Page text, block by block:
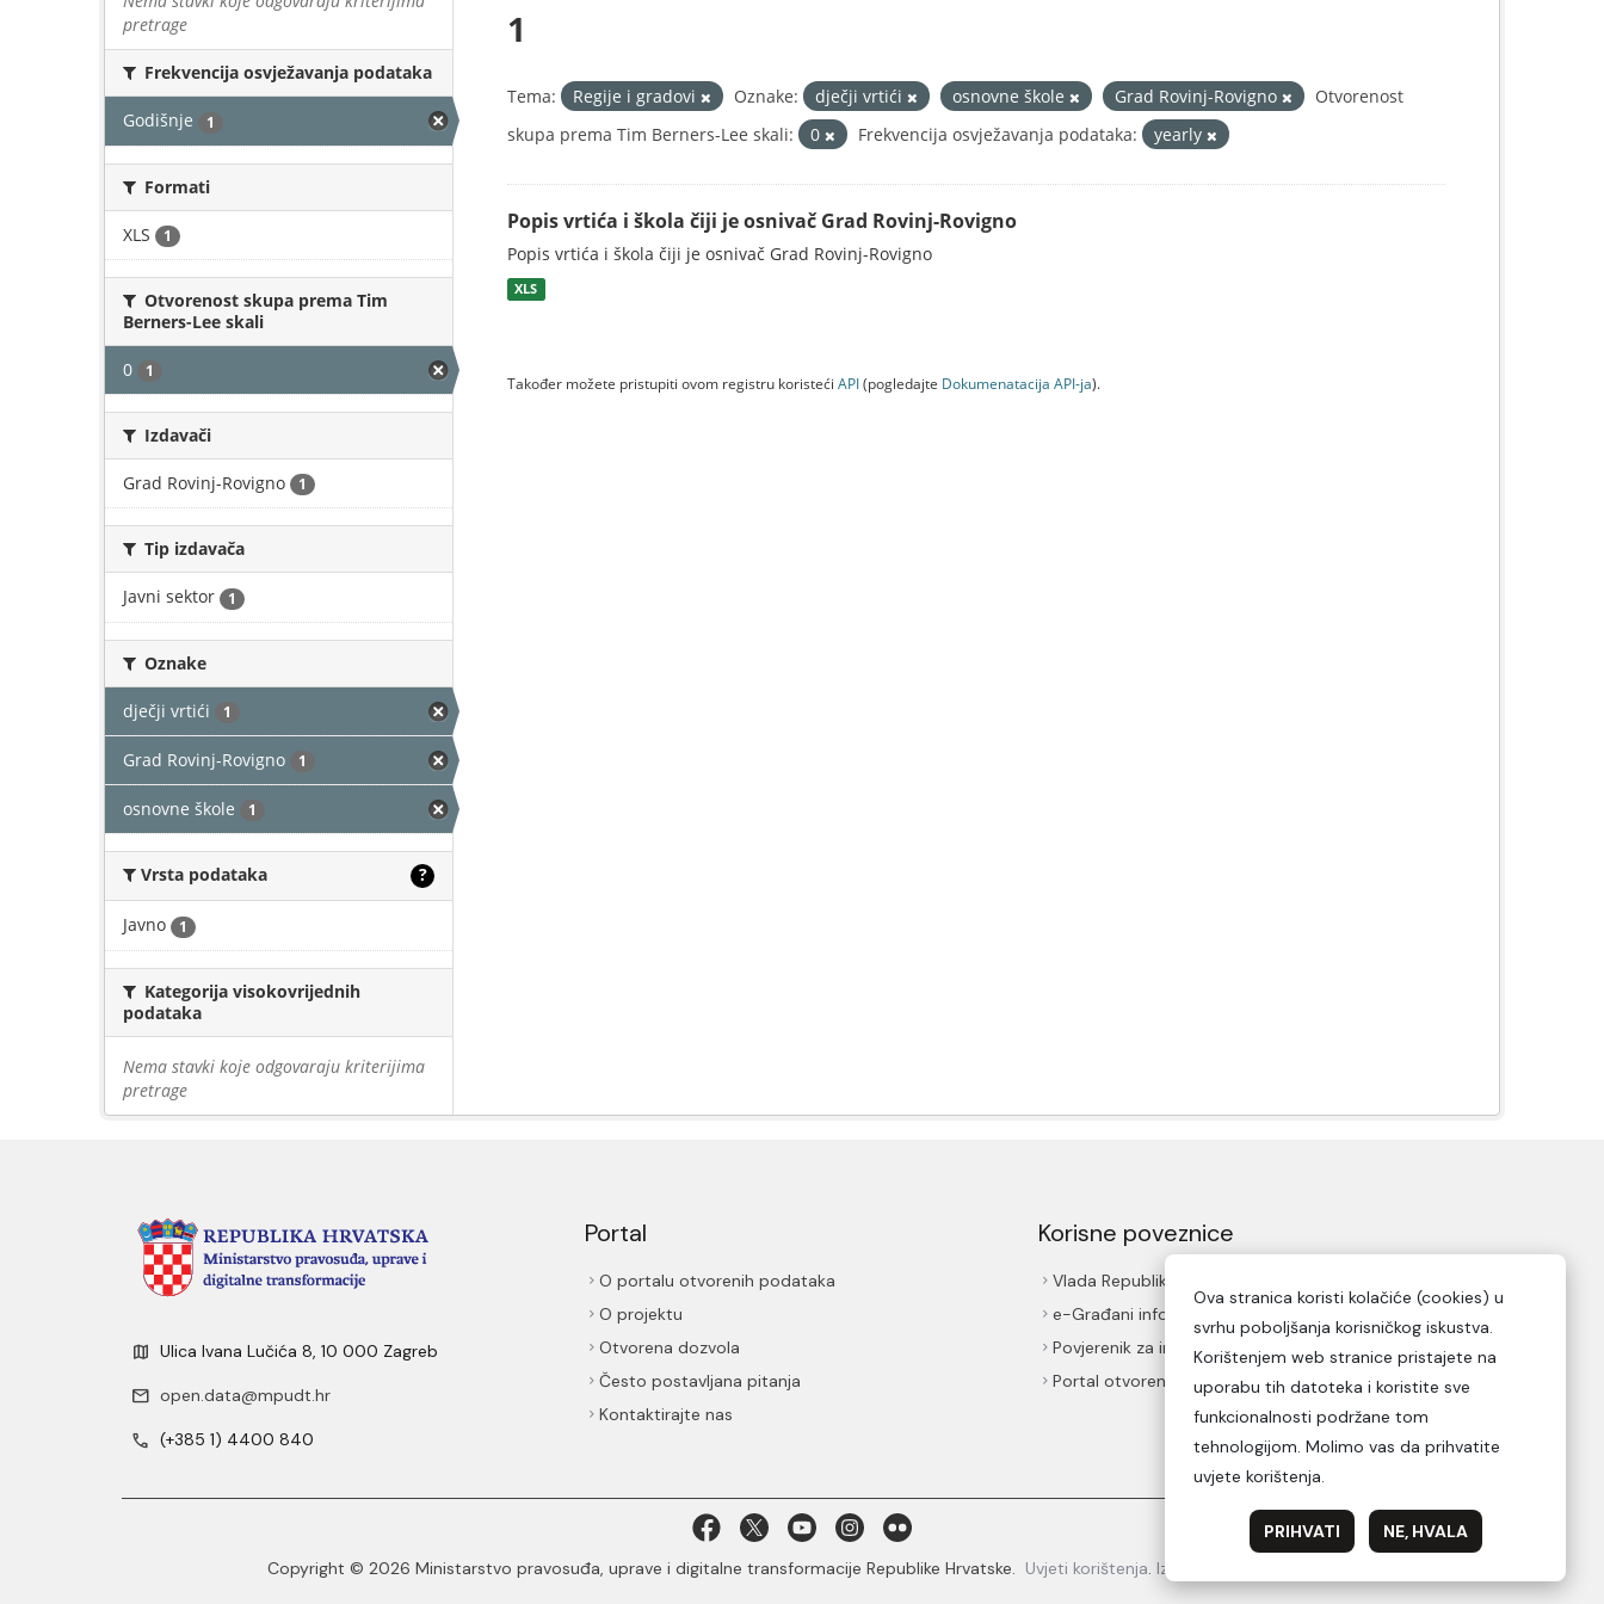
pretrage
Frekvencija osvježavanja podataka
Godišnje 1
Formati
XLS 1
Otvorenost skupa prema Tim
Berners-Lee skali
0 1
Izdavači
Grad Rovinj-Rovigno 1
Tip izdavača
Javni sektor 1
Oznake
dječji vrtići 1
Grad Rovinj-Rovigno 1
osnovne škole 1
Vrsta podataka ?
Javno 1
Kategorija visokovrijednih
podataka
Nema stavki koje odgovaraju kriterijima
pretrage
1
Tema: Regije i gradovi Oznake: dječji vrtići osnovne škole Grad Rovinj-Rovigno
Otvorenost
skupa prema Tim Berners-Lee skali:
0 Frekvencija osvježavanja podataka: yearly
Popis vrtića i škola čiji je osnivač Grad Rovinj-Rovigno
Popis vrtića i škola čiji je osnivač Grad Rovinj-Rovigno
XLS
Također možete pristupiti ovom registru koristeći API(pogledajte Dokumenаtаcijа API-jа).